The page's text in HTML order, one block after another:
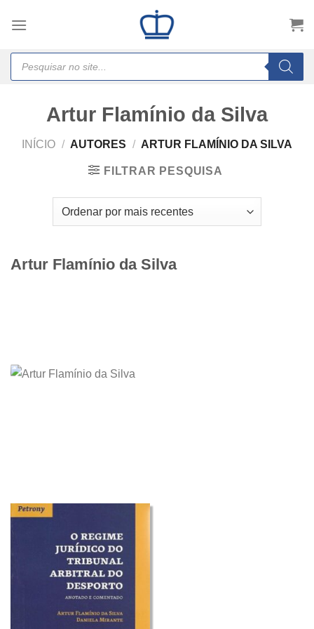
Products
search
Artur Flamínio da Silva
INÍCIO / AUTORES / ARTUR FLAMÍNIO DA SILVA
FILTRAR PESQUISA
Artur Flamínio da Silva